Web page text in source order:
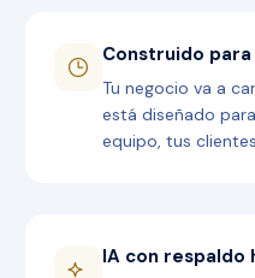
Construido
Tu negocio va a
está diseñado
equipo, tus
IA con respaldo